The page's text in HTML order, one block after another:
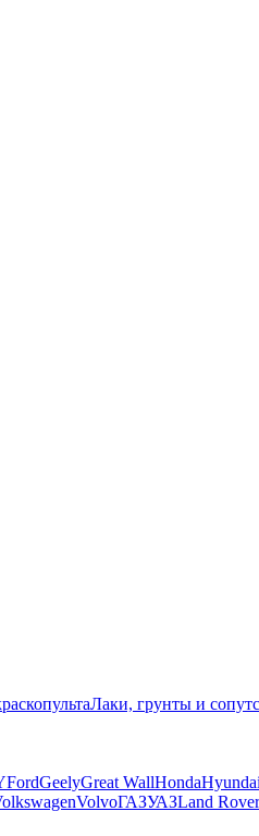
Лаки, грунты и
FordGeelyGreat WallHondaHyundai
VolvoГАЗУАЗLand